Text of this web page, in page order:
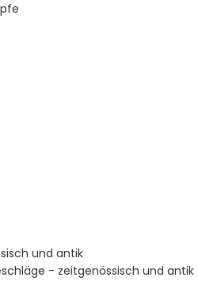
und antik
- zeitgenössisch und antik